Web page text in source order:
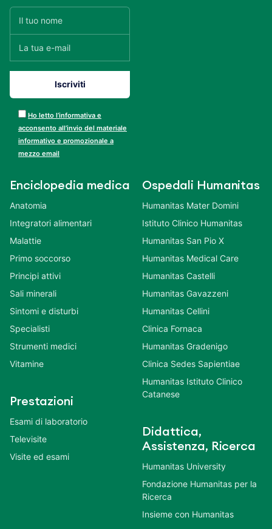
Ho letto l’informativa e
acconsento all’invio del materiale
informativo e promozionale a
mezzo email
Enciclopedia medica
Anatomia
Integratori alimentari
Malattie
Primo soccorso
Principi attivi
Sali minerali
Sintomi e disturbi
Specialisti
Strumenti medici
Vitamine
Prestazioni
Esami di laboratorio
Televisite
Visite ed esami
Ospedali Humanitas
Humanitas Mater Domini
Istituto Clinico Humanitas
Humanitas San Pio X
Humanitas Medical Care
Humanitas Castelli
Humanitas Gavazzeni
Humanitas Cellini
Clinica Fornaca
Humanitas Gradenigo
Clinica Sedes Sapientiae
Humanitas Istituto Clinico
Catanese
Didattica,
Assistenza, Ricerca
Humanitas University
Fondazione Humanitas per la
Ricerca
Insieme con Humanitas